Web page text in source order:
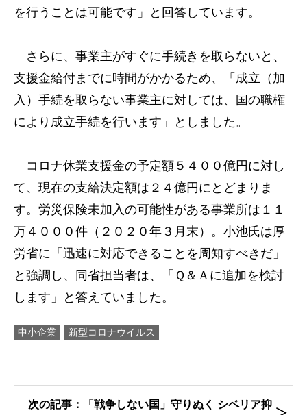
を行うことは可能です」と回答しています。
さらに、事業主がすぐに手続きを取らないと、
支援金給付までに時間がかかるため、「成立（加
入）手続を取らない事業主に対しては、国の職権
により成立手続を行います」としました。
コロナ休業支援金の予定額５４００億円に対し
て、現在の支給決定額は２４億円にとどまりま
す。労災保険未加入の可能性がある事業所は１１
万４０００件（２０２０年３月末）。小池氏は厚
労省に「迅速に対応できることを周知すべきだ」
と強調し、同省担当者は、「Ｑ＆Ａに追加を検討
します」と答えていました。
中小企業 新型コロナウイルス
次の記事：「戦争しない国」守りぬく シベリア抑